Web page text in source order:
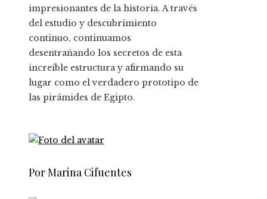
impresionantes de la historia. A través
del estudio y descubrimiento
continuo, continuamos
desentrañando los secretos de esta
increíble estructura y afirmando su
lugar como el verdadero prototipo de
las pirámides de Egipto.
Por Marina Cifuentes